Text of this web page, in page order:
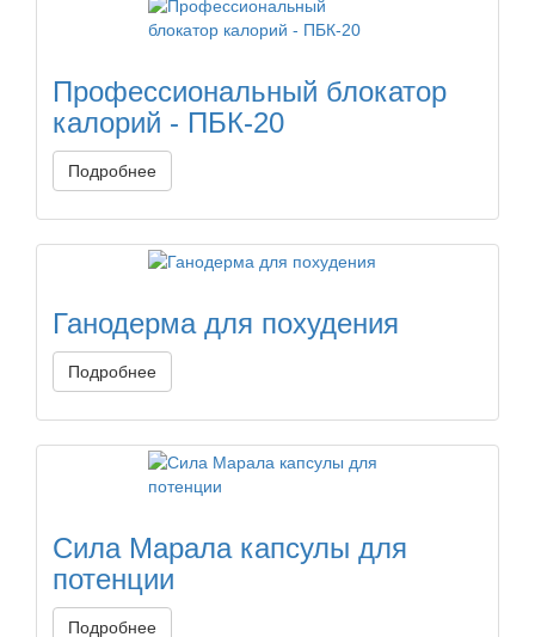
Профессиональный блокатор
калорий - ПБК-20
Подробнее
Ганодерма для похудения
Подробнее
Сила Марала капсулы для
потенции
Подробнее